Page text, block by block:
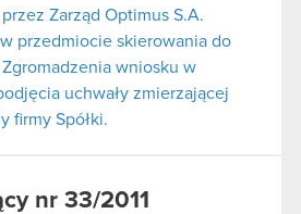
Zarząd Optimus S.A.
w przedmiocie skierowania do
wniosku w
uchwały zmierzającej
firmy Spółki.
nr 33/2011